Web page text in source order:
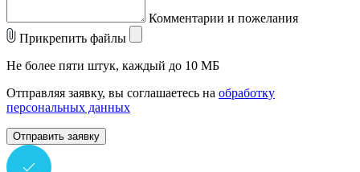
Комментарии и пожелания
Прикрепить файлы
Не более пяти штук, каждый до 10 МБ
Отправляя заявку, вы соглашаетесь на обработку
персональных данных
Отправить заявку